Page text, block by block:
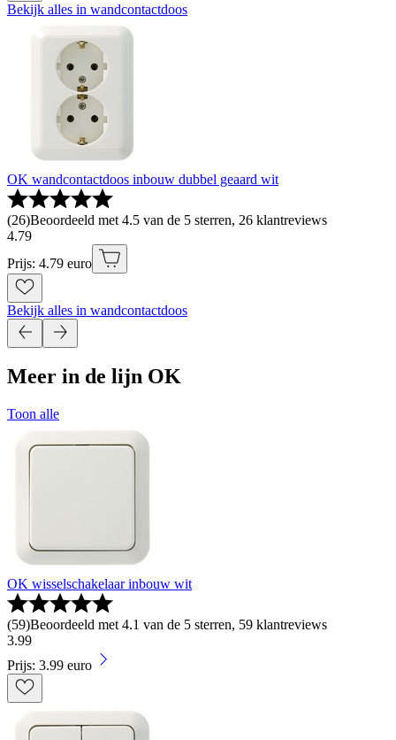
Bekijk alles in wandcontactdoos
OK wandcontactdoos inbouw dubbel geaard wit
(26)Beoordeeld met 4.5 van de 5 sterren, 26 klantreviews
4.79
Prijs: 4.79 euro
Bekijk alles in wandcontactdoos
Meer in de lijn OK
Toon alle
OK wisselschakelaar inbouw wit
(59)Beoordeeld met 4.1 van de 5 sterren, 59 klantreviews
3.99
Prijs: 3.99 euro